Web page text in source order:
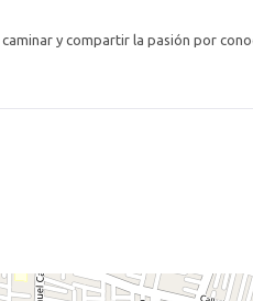
y compartir la pasión por